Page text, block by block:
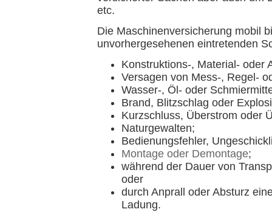
etc.
Die Maschinenversicherung mobil
unvorhergesehenen eintretenden
Konstruktions-, Material- oder
Versagen von Mess-, Regel-
Wasser-, Öl- oder
Brand, Blitzschlag oder
Kurzschluss, Überstrom oder
Naturgewalten;
Bedienungsfehler,
Montage oder Demontage;
während der Dauer von
oder
durch Anprall oder Absturz
Ladung.